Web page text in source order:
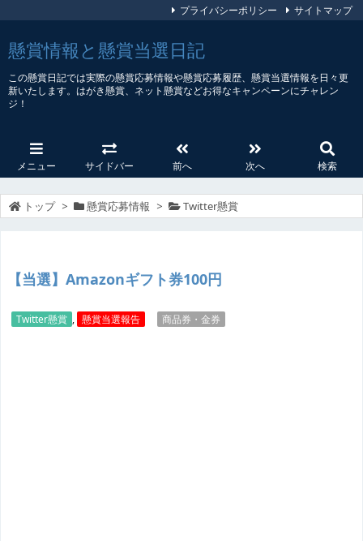
懸賞情報と懸賞当選日記
この懸賞日記では実際の懸賞応募情報や懸賞応募履歴、懸賞当選情報を日々更
新いたします。はがき懸賞、ネット懸賞などお得なキャンペーンにチャレン
ジ！
メニュー サイドバー 前へ 次へ 検索
プライバシーポリシー サイトマップ
トップ > 懸賞応募情報 > Twitter懸賞
【当選】Amazonギフト券100円
Twitter懸賞 , 懸賞当選報告 商品券・金券